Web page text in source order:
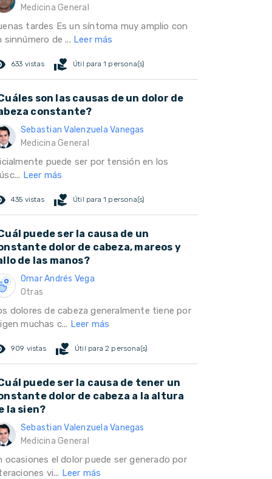
Medicina General
tardes Es un síntoma muy amplio con
sinnúmero de ... Leer más
633 vistas volunteer_activism Útil para 1 persona(s)
son las causas de un dolor de
constante?
Sebastian Valenzuela Vanegas
Medicina General
puede ser por tensión en los
Leer más
435 vistas volunteer_activism Útil para 1 persona(s)
puede ser la causa de un
dolor de cabeza, mareos y
de las manos?
Omar Andrés Vega
Otras
dolores de cabeza generalmente tiene por
muchas c... Leer más
909 vistas volunteer_activism Útil para 2 persona(s)
puede ser la causa de tener un
dolor de cabeza a la altura
la sien?
Sebastian Valenzuela Vanegas
Medicina General
ocasiones el dolor puede ser generado por
vi... Leer más